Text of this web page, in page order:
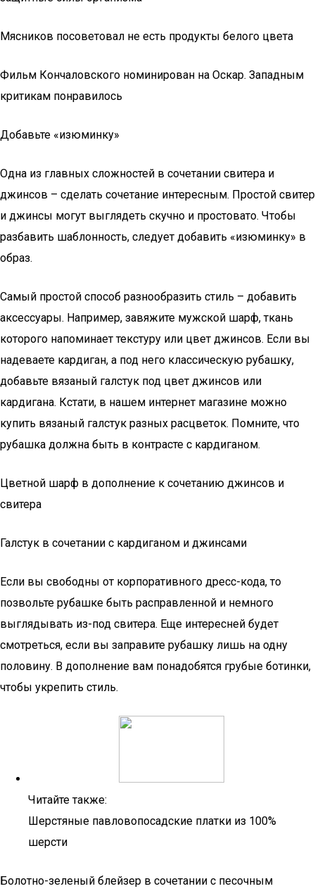
Мясников посоветовал не есть продукты белого цвета
Фильм Кончаловского номинирован на Оскар. Западным
критикам понравилось
Добавьте «изюминку»
Одна из главных сложностей в сочетании свитера и
джинсов – сделать сочетание интересным. Простой свитер
и джинсы могут выглядеть скучно и простовато. Чтобы
разбавить шаблонность, следует добавить «изюминку» в
образ.
Самый простой способ разнообразить стиль – добавить
аксессуары. Например, завяжите мужской шарф, ткань
которого напоминает текстуру или цвет джинсов. Если вы
надеваете кардиган, а под него классическую рубашку,
добавьте вязаный галстук под цвет джинсов или
кардигана. Кстати, в нашем интернет магазине можно
купить вязаный галстук разных расцветок. Помните, что
рубашка должна быть в контрасте с кардиганом.
Цветной шарф в дополнение к сочетанию джинсов и
свитера
Галстук в сочетании с кардиганом и джинсами
Если вы свободны от корпоративного дресс-кода, то
позвольте рубашке быть расправленной и немного
выглядывать из-под свитера. Еще интересней будет
смотреться, если вы заправите рубашку лишь на одну
половину. В дополнение вам понадобятся грубые ботинки,
чтобы укрепить стиль.
Читайте также:
Шерстяные павловопосадские платки из 100%
шерсти
Болотно-зеленый блейзер в сочетании с песочным